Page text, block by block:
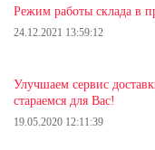
Режим работы склада в
24.12.2021 13:59:12
Улучшаем сервис
стараемся для Вас!
19.05.2020 12:11:39